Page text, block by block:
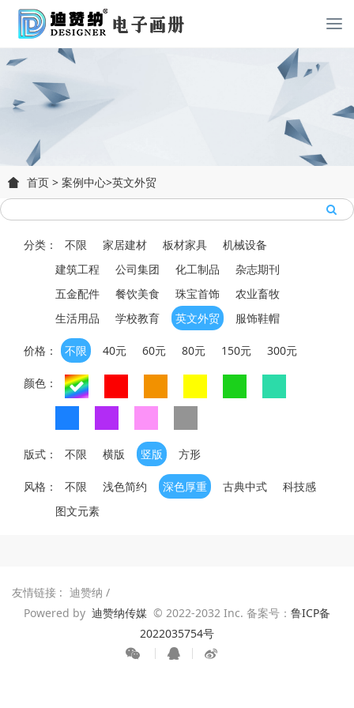
首页 > 案例中心>英文外贸
分类： 不限 家居建材 板材家具
机械设备
建筑工程
公司集团 化工制品
杂志期刊
五金配件
餐饮美食 珠宝首饰
农业畜牧
生活用品
学校教育 英文外贸 服饰鞋帽
价格： 不限 40元 60元 80元 150元 300元
颜色：
版式： 不限 横版 竖版 方形
风格： 不限 浅色简约 深色厚重 古典中式
科技感
图文元素
友情链接 : 迪赞纳 /
Powered by 迪赞纳传媒 © 2022-2032 Inc. 备案号： 鲁ICP备
2022035754号